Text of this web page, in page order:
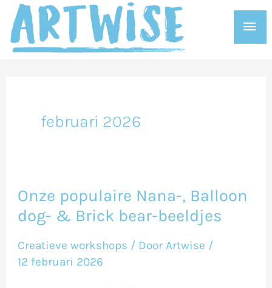
naar
februari 2026
Onze populaire Nana-, Balloon
dog- & Brick bear-beeldjes
Creatieve workshops / DoorArtwise /
12 februari 2026
Onze
populaire
Balloon